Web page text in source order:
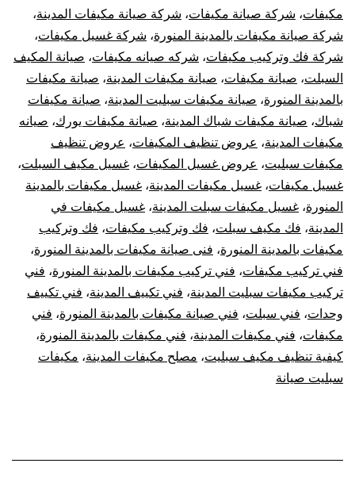
مكيفات، شركة صيانة مكيفات، شركة صيانة مكيفات المدينة،
شركة صيانة مكيفات بالمدينة المنورة، شركة غسيل مكيفات،
شركة فك وتركيب مكيفات، شركه صيانه مكيفات، صيانة المكيف
السبلت، صيانة مكيفات، صيانة مكيفات المدينة، صيانة مكيفات
بالمدينة المنورة، صيانة مكيفات سبليت المدينة، صيانة مكيفات
شباك، صيانة مكيفات شباك المدينة، صيانة مكيفات يورك، صيانه
مكيفات المدينة، عروض تنظيف المكيفات، عروض تنظيف
مكيفات سبليت، عروض غسيل المكيفات، غسيل مكيف السبلت،
غسيل مكيفات، غسيل مكيفات المدينة، غسيل مكيفات بالمدينة
المنورة، غسيل مكيفات سبلت المدينة، غسيل مكيفات في
المدينة، فك مكيف سبلت، فك وتركيب مكيفات، فك وتركيب
مكيفات بالمدينة المنورة، فنى صيانة مكيفات بالمدينة المنورة،
فني تركيب مكيفات، فني تركيب مكيفات بالمدينة المنورة، فني
تركيب مكيفات سبليت المدينة، فني تكييف المدينة، فني تكييف
وحدات، فني سبلت، فني صيانة مكيفات بالمدينة المنورة، فني
مكيفات، فني مكيفات المدينة، فني مكيفات بالمدينة المنورة،
كيفية تنظيف مكيف سبليت، مصلح مكيفات المدينة، مكيفات
سبليت صيانة